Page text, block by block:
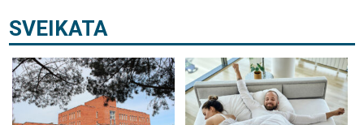
SVEIKATA